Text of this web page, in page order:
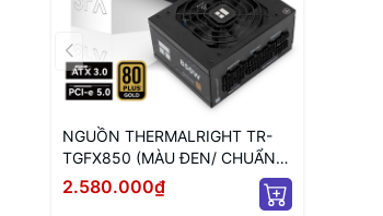
NGUỒN THERMALRIGHT TR-
TGFX850 (MÀU ĐEN/ CHUẨN
SFX/ FULL MODULAR/ 850W)
2.580.000₫